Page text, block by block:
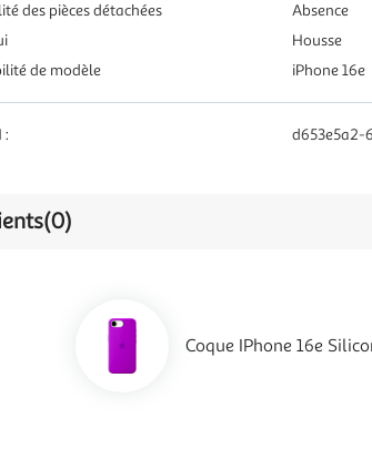
des pièces détachées
Absence
Housse
de modèle
iPhone 16e
: d653e5a2-
(0)
Coque IPhone 16e